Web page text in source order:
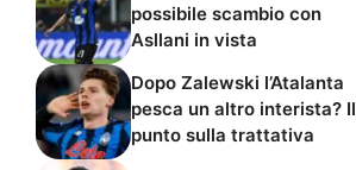
possibile scambio con
Asllani in vista
Dopo Zalewski l’Atalanta
pesca un altro interista? Il
punto sulla trattativa